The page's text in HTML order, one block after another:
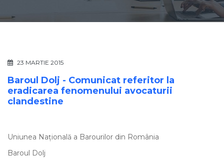
23 MARTIE 2015
Baroul Dolj - Comunicat referitor la
eradicarea fenomenului avocaturii
clandestine
Uniunea Națională a Barourilor din România
Baroul Dolj